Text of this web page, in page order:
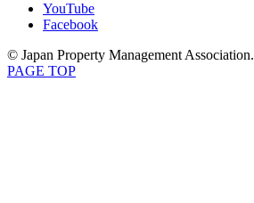
YouTube
Facebook
© Japan Property Management Association.
PAGE TOP